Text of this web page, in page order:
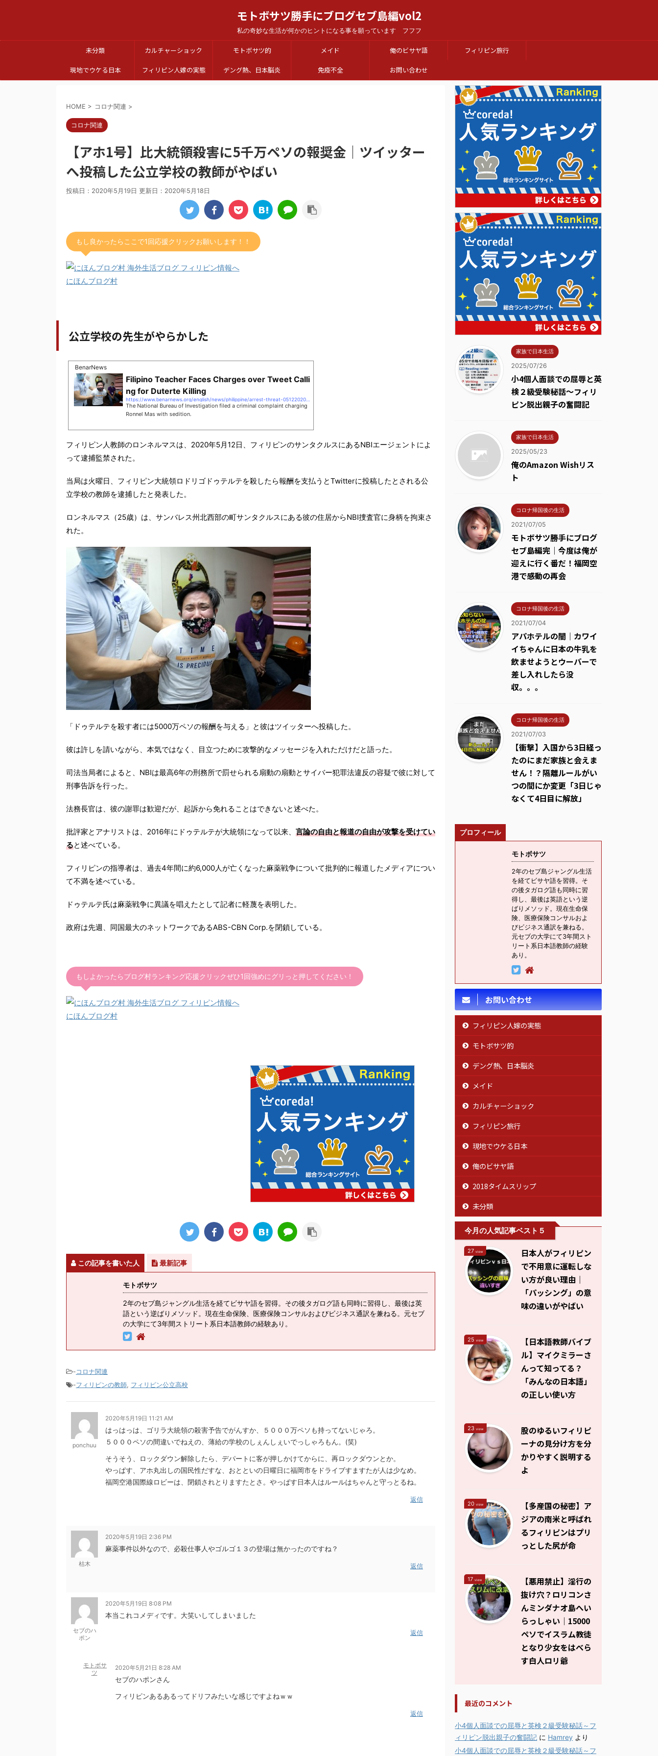
モトボサツ勝手にブログセブ島編vol2
私の奇妙な生活が何かのヒントになる事を願っています フフフ
未分類 カルチャーショック モトボサツ的 メイド 俺のビサヤ語 フィリピン旅行
現地でウケる日本 フィリピン人嫁の実態 デング熱、日本脳炎 免疫不全 お問い合わせ
HOME > コロナ関連 >
コロナ関連
【アホ1号】比大統領殺害に5千万ペソの報奨金｜ツイッター
へ投稿した公立学校の教師がやばい
投稿日：2020年5月19日 更新日： 2020年5月18日
もし良かったらここで1回応援クリックお願いします！！
にほんブログ村
公立学校の先生がやらかした
BenarNews
Filipino Teacher Faces Charges over Tweet Calli
ng for Duterte Killing
The National Bureau of Investigation filed a criminal complaint charging
Ronnel Mas with sedition.
フィリピン人教師のロンネルマスは、2020年5月12日、フィリピンのサンタクルスにあるNBIエージェントによ
って逮捕監禁された。
当局は火曜日、フィリピン大統領ロドリゴドゥテルテを殺したら報酬を支払うとTwitterに投稿したとされる公
立学校の教師を逮捕したと発表した。
ロンネルマス（25歳）は、サンバレス州北西部の町サンタクルスにある彼の住居からNBI捜査官に身柄を拘束さ
れた。
「ドゥテルテを殺す者には5000万ペソの報酬を与える」と彼はツイッターへ投稿した。
彼は許しを請いながら、本気ではなく、目立つために攻撃的なメッセージを入れただけだと語った。
司法当局者によると、NBIは最高6年の刑務所で罰せられる扇動の扇動とサイバー犯罪法違反の容疑で彼に対して
刑事告訴を行った。
法務長官は、彼の謝罪は歓迎だが、起訴から免れることはできないと述べた。
批評家とアナリストは、2016年にドゥテルテが大統領になって以来、 言論の自由と報道の自由が攻撃を受けてい
ると述べている。
フィリピンの指導者は、過去4年間に約6,000人が亡くなった麻薬戦争について批判的に報道したメディアについ
て不満を述べている。
ドゥテルテ氏は麻薬戦争に異議を唱えたとして記者に軽蔑を表明した。
政府は先週、同国最大のネットワークであるABS-CBN Corp.を閉鎖している。
もしよかったらブログ村ランキング応援クリックぜひ1回強めにグリっと押してください！
にほんブログ村
この記事を書いた人 最新記事
モトボサツ
2年のセブ島ジャングル生活を経てビサヤ語を習得。その後タガログ語も同時に習得し、最後は英
語という逆ばりメソッド。現在生命保険、医療保険コンサルおよびビジネス通訳を兼ねる。元セブ
の大学にて3年間ストリート系日本語教師の経験あり。
-コロナ関連
-フィリピンの教師, フィリピン公立高校
ponchuu
2020年5月19日 11:21 AM
はっはっは、ゴリラ大統領の殺害予告でがんすか、５０００万ペソも持ってないじゃろ。
５０００ペソの間違いでねえの、薄給の学校のしぇんしぇいでっしゃろもん。(笑)
そうそう、ロックダウン解除したら、デパートに客が押しかけてからに、再ロックダウンとか。
やっぱす、アホ丸出しの国民性だすな、おとといの日曜日に福岡市をドライブすますたが人は少なめ。
福岡空港国際線ロビーは、閉鎖されとりますたとさ。やっぱす日本人はルールはちゃんと守っとるね。
返信
枯木
2020年5月19日 2:36 PM
麻薬事件以外なので、必殺仕事人やゴルゴ１３の登場は無かったのですね？
返信
セブのハ
ポン
2020年5月19日 8:08 PM
本当これコメディです。大笑いしてしまいました
返信
モトボサ
ツ
2020年5月21日 8:28 AM
セブのハポンさん
フィリピンあるあるってドリフみたいな感じですよねｗｗ
返信
家族で日本生活
2025/07/26
小4個人面談での屈辱と英
検２級受験秘話～フィリ
ピン脱出親子の奮闘記
家族で日本生活
2025/05/23
俺のAmazon Wishリス
ト
コロナ帰国後の生活
2021/07/05
モトボサツ勝手にブログ
セブ島編完｜今度は俺が
迎えに行く番だ！福岡空
港で感動の再会
コロナ帰国後の生活
2021/07/04
アパホテルの闇｜カワイ
イちゃんに日本の牛乳を
飲ませようとウーバーで
差し入れしたら没
収。。。
コロナ帰国後の生活
2021/07/03
【衝撃】入国から3日経っ
たのにまだ家族と会えま
せん！？隔離ルールがい
つの間にか変更「3日じゃ
なくて4日目に解放」
プロフィール
モトボサツ
2年のセブ島ジャングル生活
を経てビサヤ語を習得。そ
の後タガログ語も同時に習
得し、最後は英語という逆
ばりメソッド。現在生命保
険、医療保険コンサルおよ
びビジネス通訳を兼ねる。
元セブの大学にて3年間スト
リート系日本語教師の経験
あり。
お問い合わせ
フィリピン人嫁の実態
モトボサツ的
デング熱、日本脳炎
メイド
カルチャーショック
フィリピン旅行
現地でウケる日本
俺のビサヤ語
2018タイムスリップ
未分類
今月の人気記事ベスト５
27 view
日本人がフィリピン
で不用意に運転しな
い方が良い理由｜
「パッシング」の意
味の違いがやばい
25 view
【日本語教師バイブ
ル】マイクミラーさ
んって知ってる？
「みんなの日本語」
の正しい使い方
23 view
股のゆるいフィリピ
ーナの見分け方を分
かりやすく説明する
よ
20 view
【多産国の秘密】ア
ジアの南米と呼ばれ
るフィリピンはプリ
っとした尻が命
17 view
【悪用禁止】淫行の
抜け穴？ロリコンさ
んミンダナオ島へい
らっしゃい｜15000
ペソでイスラム教徒
となり少女をはべら
す白人ロリ爺
最近のコメント
小4個人面談での屈辱と英検２級受験秘話～フ
ィリピン脱出親子の奮闘記 に Hamrey より
小4個人面談での屈辱と英検２級受験秘話～フ